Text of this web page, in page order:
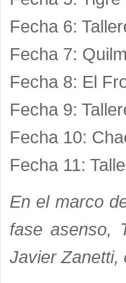
Fecha 6:
Fecha 7:
Fecha 8: El
Fecha 9:
Fecha 10:
Fecha 11:
En el marco
fase asenso,
Javier Zanetti,